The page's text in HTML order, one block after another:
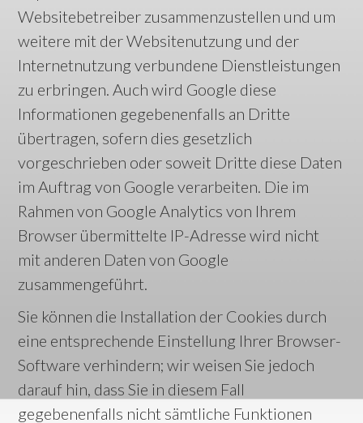
Websitebetreiber zusammenzustellen und um
weitere mit der Websitenutzung und der
Internetnutzung verbundene Dienstleistungen
zu erbringen. Auch wird Google diese
Informationen gegebenenfalls an Dritte
übertragen, sofern dies gesetzlich
vorgeschrieben oder soweit Dritte diese Daten
im Auftrag von Google verarbeiten. Die im
Rahmen von Google Analytics von Ihrem
Browser übermittelte IP-Adresse wird nicht
mit anderen Daten von Google
zusammengeführt.
Sie können die Installation der Cookies durch
eine entsprechende Einstellung Ihrer Browser-
Software verhindern; wir weisen Sie jedoch
darauf hin, dass Sie in diesem Fall
gegebenenfalls nicht sämtliche Funktionen